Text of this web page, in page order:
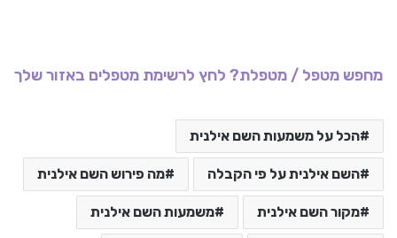
מחפש מטפל / מטפלת? לחץ לרשימת מטפלים באזור שלך
הכל על משמעות השם אילנית
השם אילנית על פי הקבלה מה פירוש השם אילנית
מקור השם אילנית משמעות השם אילנית